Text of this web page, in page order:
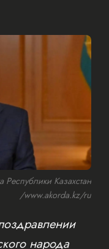
Казахстан
/www.akorda.kz/ru
народа